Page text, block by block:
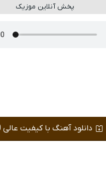
پخش آنلاین موزیک
دانلود آهنگ با کیفیت عالی 320